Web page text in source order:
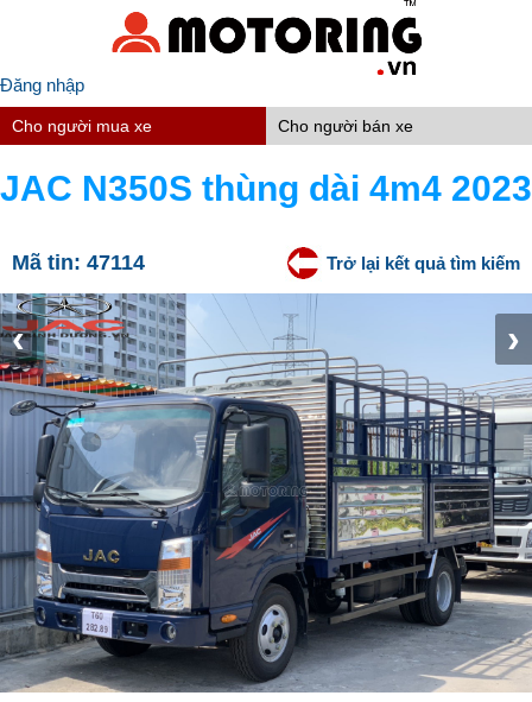
Đăng nhập
Cho người mua xe Cho người bán xe
JAC N350S thùng dài 4m4 2023
Mã tin: 47114 Trở lại kết quả tìm kiếm
‹ ›